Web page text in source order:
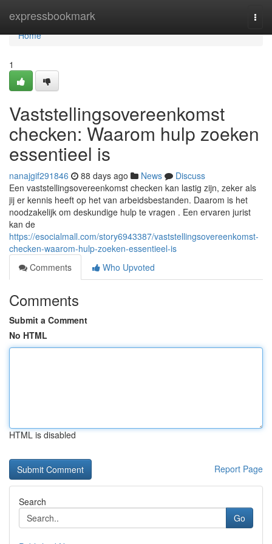
expressbookmark
Home
Home
1
Vaststellingsovereenkomst
checken: Waarom hulp zoeken
essentieel is
nanajgif291846 88 days ago News
Discuss
Een vaststellingsovereenkomst checken kan lastig zijn, zeker als
jij er kennis heeft op het van arbeidsbestanden. Daarom is het
noodzakelijk om deskundige hulp te vragen . Een ervaren jurist
kan de
https://esocialmall.com/story6943387/vaststellingsovereenkomst-
checken-waarom-hulp-zoeken-essentieel-is
Comments
Who Upvoted
Comments
Submit a Comment
No HTML
HTML is disabled
Report Page
Search
Go